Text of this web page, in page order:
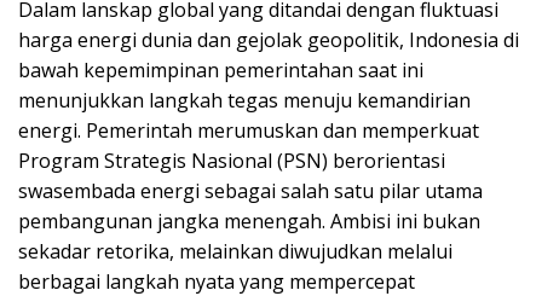
Dalam lanskap global yang ditandai dengan fluktuasi
harga energi dunia dan gejolak geopolitik, Indonesia di
bawah kepemimpinan pemerintahan saat ini
menunjukkan langkah tegas menuju kemandirian
energi. Pemerintah merumuskan dan memperkuat
Program Strategis Nasional (PSN) berorientasi
swasembada energi sebagai salah satu pilar utama
pembangunan jangka menengah. Ambisi ini bukan
sekadar retorika, melainkan diwujudkan melalui
berbagai langkah nyata yang mempercepat